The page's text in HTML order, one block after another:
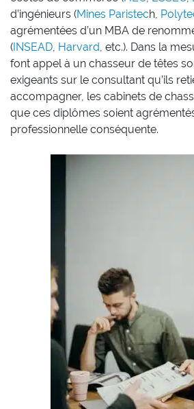
d’ingénieurs (Mines Paristech,
agrémentées d’un MBA de
(INSEAD, Harvard, etc.). Dans la
font appel à un chasseur de têtes
exigeants sur le consultant qu’ils
accompagner, les cabinets de
que ces diplômes soient
professionnelle conséquente.